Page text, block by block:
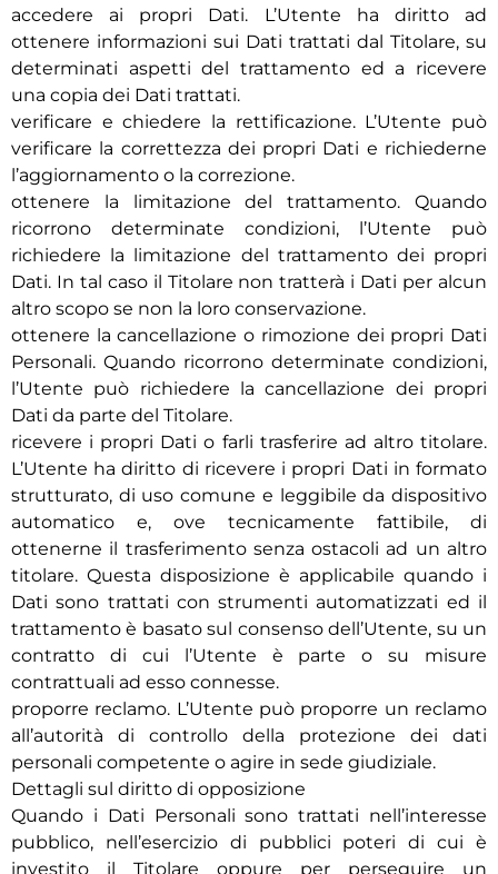
accedere ai propri Dati. L’Utente ha diritto ad
ottenere informazioni sui Dati trattati dal Titolare, su
determinati aspetti del trattamento ed a ricevere
una copia dei Dati trattati.
verificare e chiedere la rettificazione. L’Utente può
verificare la correttezza dei propri Dati e richiederne
l’aggiornamento o la correzione.
ottenere la limitazione del trattamento. Quando
ricorrono determinate condizioni, l’Utente può
richiedere la limitazione del trattamento dei propri
Dati. In tal caso il Titolare non tratterà i Dati per alcun
altro scopo se non la loro conservazione.
ottenere la cancellazione o rimozione dei propri Dati
Personali. Quando ricorrono determinate condizioni,
l’Utente può richiedere la cancellazione dei propri
Dati da parte del Titolare.
ricevere i propri Dati o farli trasferire ad altro titolare.
L’Utente ha diritto di ricevere i propri Dati in formato
strutturato, di uso comune e leggibile da dispositivo
automatico e, ove tecnicamente fattibile, di
ottenerne il trasferimento senza ostacoli ad un altro
titolare. Questa disposizione è applicabile quando i
Dati sono trattati con strumenti automatizzati ed il
trattamento è basato sul consenso dell’Utente, su un
contratto di cui l’Utente è parte o su misure
contrattuali ad esso connesse.
proporre reclamo. L’Utente può proporre un reclamo
all’autorità di controllo della protezione dei dati
personali competente o agire in sede giudiziale.
Dettagli sul diritto di opposizione
Quando i Dati Personali sono trattati nell’interesse
pubblico, nell’esercizio di pubblici poteri di cui è
investito il Titolare oppure per perseguire un